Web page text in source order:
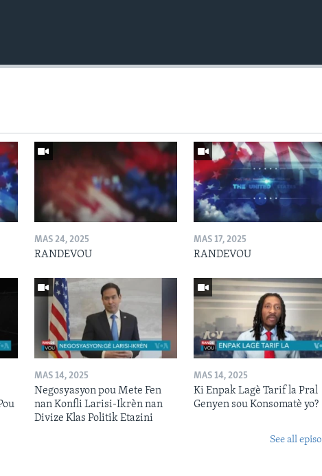
MAS 24, 2025
RANDEVOU
MAS 17, 2025
RANDEVOU
MAS 14, 2025
Negosyasyon pou Mete Fen
nan Konfli Larisi-Ikrèn nan
Divize Klas Politik Etazini
MAS 14, 2025
Ki Enpak Lagè Tarif la Pral
Genyen sou Konsomatè yo?
See all